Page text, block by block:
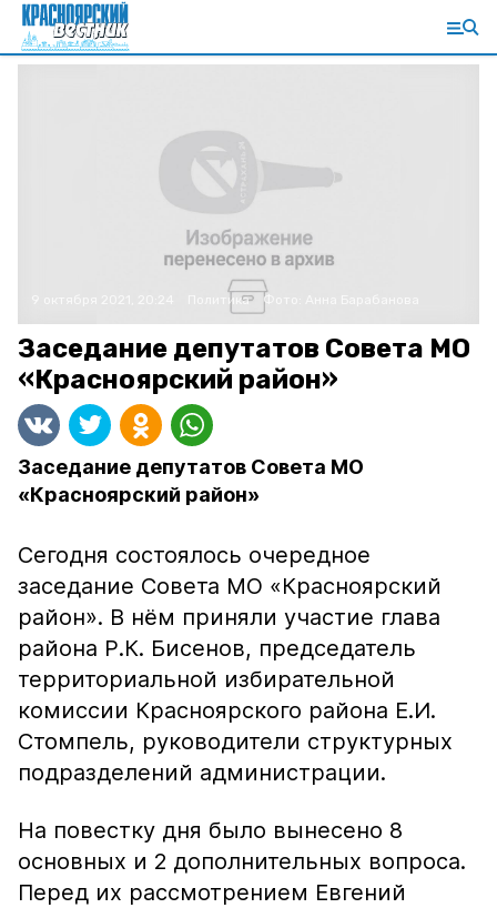
Политика Фото:
Заседание депутатов Совета МО
«Красноярский район»
Заседание депутатов Совета МО
«Красноярский район»
Сегодня состоялось очередное
заседание Совета МО «Красноярский
район». В нём приняли участие глава
района Р.К. Бисенов, председатель
территориальной избирательной
комиссии Красноярского района Е.И.
Стомпель, руководители структурных
подразделений администрации.
На повестку дня было вынесено 8
основных и 2 дополнительных вопроса.
Перед их рассмотрением Евгений